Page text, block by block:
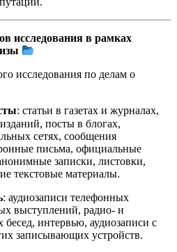
исследования в рамках
исследования по делам о
: статьи в газетах и журналах,
посты в блогах,
сетях, сообщения
письма, официальные
записки, листовки,
текстовые материалы.
: аудиозаписи телефонных
выступлений, радио- и
бесед, интервью, аудиозаписи с
записывающих устройств.